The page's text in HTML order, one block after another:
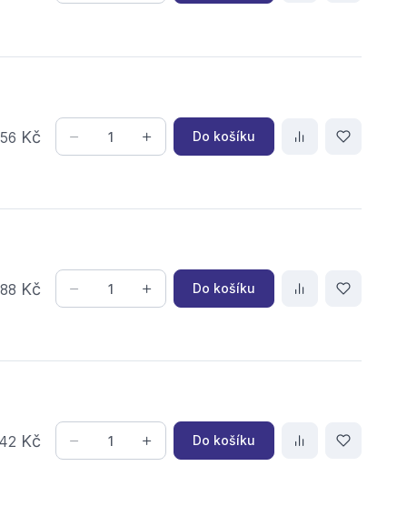
56 Kč Do košíku
88 Kč Do košíku
42 Kč Do košíku